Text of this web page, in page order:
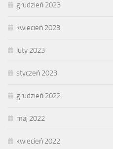
grudzień 2023
kwiecień 2023
luty 2023
styczeń 2023
grudzień 2022
maj 2022
kwiecień 2022